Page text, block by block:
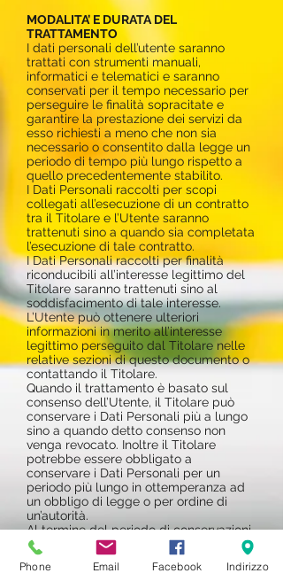
MODALITA’ E DURATA DEL
TRATTAMENTO
I dati personali dell’utente saranno
trattati con strumenti manuali,
informatici e telematici e saranno
conservati per il tempo necessario per
perseguire le finalità sopracitate e
garantire la prestazione dei servizi da
esso richiesti a meno che non sia
necessario o consentito dalla legge un
periodo di tempo più lungo rispetto a
quello precedentemente stabilito.
I Dati Personali raccolti per scopi
collegati all’esecuzione di un contratto
tra il Titolare e l’Utente saranno
trattenuti sino a quando sia completata
l’esecuzione di tale contratto.
I Dati Personali raccolti per finalità
riconducibili all’interesse legittimo del
Titolare saranno trattenuti sino al
soddisfacimento di tale interesse.
L’Utente può ottenere ulteriori
informazioni in merito all’interesse
legittimo perseguito dal Titolare nelle
relative sezioni di questo documento o
contattando il Titolare.
Quando il trattamento è basato sul
consenso dell’Utente, il Titolare può
conservare i Dati Personali più a lungo
sino a quando detto consenso non
venga revocato. Inoltre il Titolare
potrebbe essere obbligato a
conservare i Dati Personali per un
periodo più lungo in ottemperanza ad
un obbligo di legge o per ordine di
un’autorità.
Al termine del periodo di conservazioni
i Dati Personali saranno cancellati.
Pertanto, allo spirare di tale termine il
diritto di accesso, cancellazione,
Phone Email Facebook Indirizzo